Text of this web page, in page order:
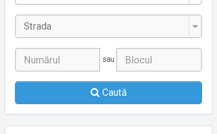
Strada
sau
Caută